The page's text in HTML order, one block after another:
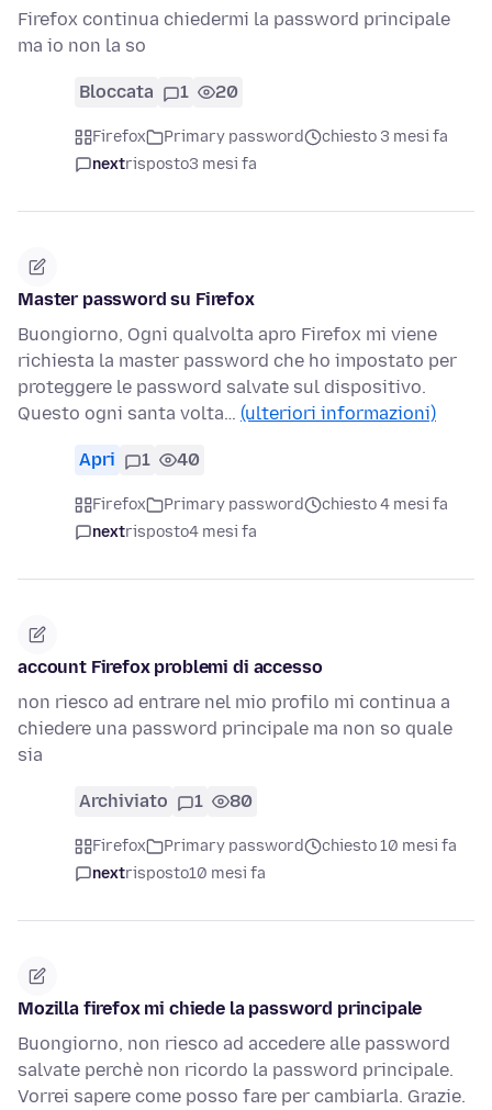
Firefox continua chiedermi la password principale
ma io non la so
Bloccata 1 20
Firefox Primary password
chiesto 3 mesi fa
nextrisposto3 mesi fa
Master password su Firefox
Buongiorno, Ogni qualvolta apro Firefox mi viene
richiesta la master password che ho impostato per
proteggere le password salvate sul dispositivo.
Questo ogni santa volta… (ulteriori informazioni)
Apri 1 40
Firefox Primary password
chiesto 4 mesi fa
nextrisposto4 mesi fa
account Firefox problemi di accesso
non riesco ad entrare nel mio profilo mi continua a
chiedere una password principale ma non so quale
sia
Archiviato 1 80
Firefox Primary password
chiesto 10 mesi fa
nextrisposto10 mesi fa
Mozilla firefox mi chiede la password principale
Buongiorno, non riesco ad accedere alle password
salvate perchè non ricordo la password principale.
Vorrei sapere come posso fare per cambiarla. Grazie.